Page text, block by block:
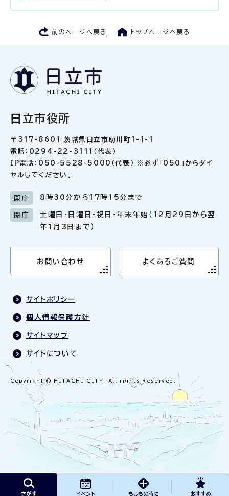
前のページへ戻る トップページへ戻る
さがす イベント もしもの時に おすすめ
日立市役所
〒317-8601 茨城県日立市助川町1-1-1
電話：0294-22-3111（代表）
IP電話：050-5528-5000（代表） ※必ず「050」からダイ
ヤルしてください。
開庁 8時30分から17時15分まで
閉庁
土曜日・日曜日・祝日・年末年始（12月29日から翌
年1月3日まで）
お問い合わせ よくあるご質問
サイトポリシー
個人情報保護方針
サイトマップ
サイトについて
Copyright © HITACHI CITY. All rights Reserved.